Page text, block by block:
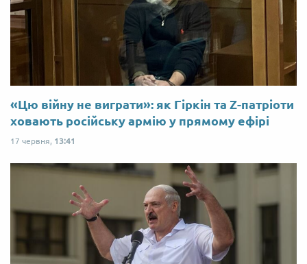
«Цю війну не виграти»: як Гіркін та Z-патріоти
ховають російську армію у прямому ефірі
17 червня, 13:41